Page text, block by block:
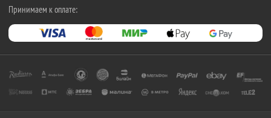
Принимаем к оплате: